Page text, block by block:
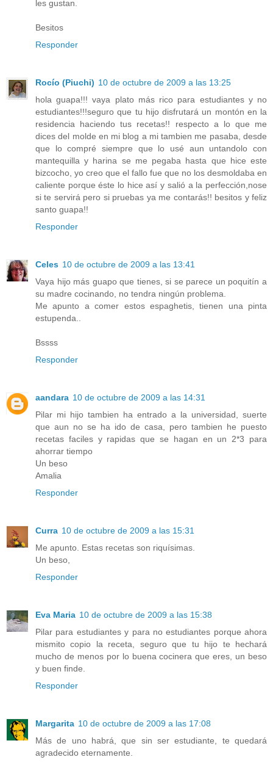
les gustan.
Besitos
Responder
Rocío (Piuchi) 10 de octubre de 2009 a las 13:25
hola guapa!!! vaya plato más rico para estudiantes y no
estudiantes!!!seguro que tu hijo disfrutará un montón en la
residencia haciendo tus recetas!! respecto a lo que me
dices del molde en mi blog a mi tambien me pasaba, desde
que lo compré siempre que lo usé aun untandolo con
mantequilla y harina se me pegaba hasta que hice este
bizcocho, yo creo que el fallo fue que no los desmoldaba en
caliente porque éste lo hice así y salió a la perfección,nose
si te servirá pero si pruebas ya me contarás!! besitos y feliz
santo guapa!!
Responder
Celes 10 de octubre de 2009 a las 13:41
Vaya hijo más guapo que tienes, si se parece un poquitín a
su madre cocinando, no tendra ningún problema.
Me apunto a comer estos espaghetis, tienen una pinta
estupenda..
Bssss
Responder
aandara 10 de octubre de 2009 a las 14:31
Pilar mi hijo tambien ha entrado a la universidad, suerte
que aun no se ha ido de casa, pero tambien he puesto
recetas faciles y rapidas que se hagan en un 2*3 para
ahorrar tiempo
Un beso
Amalia
Responder
Curra 10 de octubre de 2009 a las 15:31
Me apunto. Estas recetas son riquísimas.
Un beso,
Responder
Eva Maria 10 de octubre de 2009 a las 15:38
Pilar para estudiantes y para no estudiantes porque ahora
mismito copio la receta, seguro que tu hijo te hechará
mucho de menos por lo buena cocinera que eres, un beso
y buen finde.
Responder
Margarita 10 de octubre de 2009 a las 17:08
Más de uno habrá, que sin ser estudiante, te quedará
agradecido eternamente.